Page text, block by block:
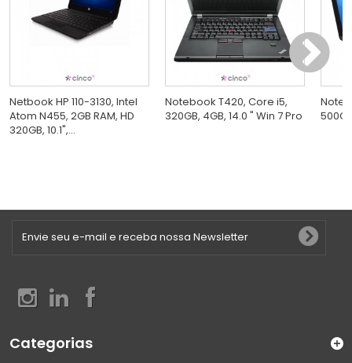
Netbook HP 110-3130, Intel
Atom N455, 2GB RAM, HD
320GB, 10.1",...
Notebook T420, Core i5,
320GB, 4GB, 14.0 " Win 7 Pro
Categorias